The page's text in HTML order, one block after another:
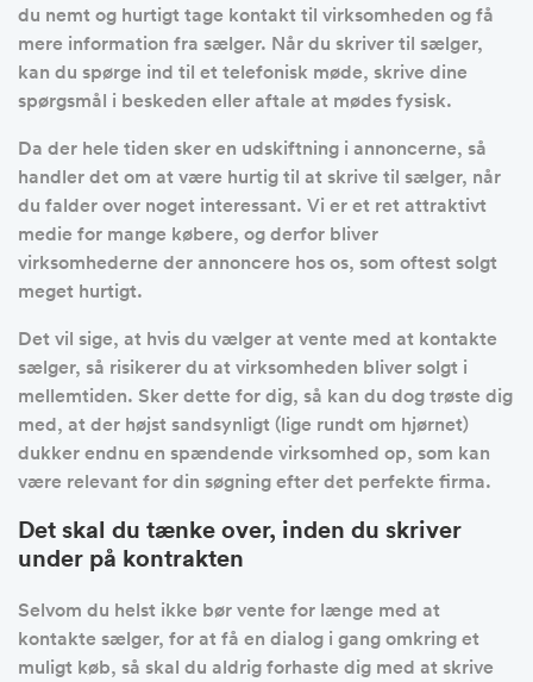
du nemt og hurtigt tage kontakt til virksomheden og få
mere information fra sælger. Når du skriver til sælger,
kan du spørge ind til et telefonisk møde, skrive dine
spørgsmål i beskeden eller aftale at mødes fysisk.
Da der hele tiden sker en udskiftning i annoncerne, så
handler det om at være hurtig til at skrive til sælger, når
du falder over noget interessant. Vi er et ret attraktivt
medie for mange købere, og derfor bliver
virksomhederne der annoncere hos os, som oftest solgt
meget hurtigt.
Det vil sige, at hvis du vælger at vente med at kontakte
sælger, så risikerer du at virksomheden bliver solgt i
mellemtiden. Sker dette for dig, så kan du dog trøste dig
med, at der højst sandsynligt (lige rundt om hjørnet)
dukker endnu en spændende virksomhed op, som kan
være relevant for din søgning efter det perfekte firma.
Det skal du tænke over, inden du skriver
under på kontrakten
Selvom du helst ikke bør vente for længe med at
kontakte sælger, for at få en dialog i gang omkring et
muligt køb, så skal du aldrig forhaste dig med at skrive